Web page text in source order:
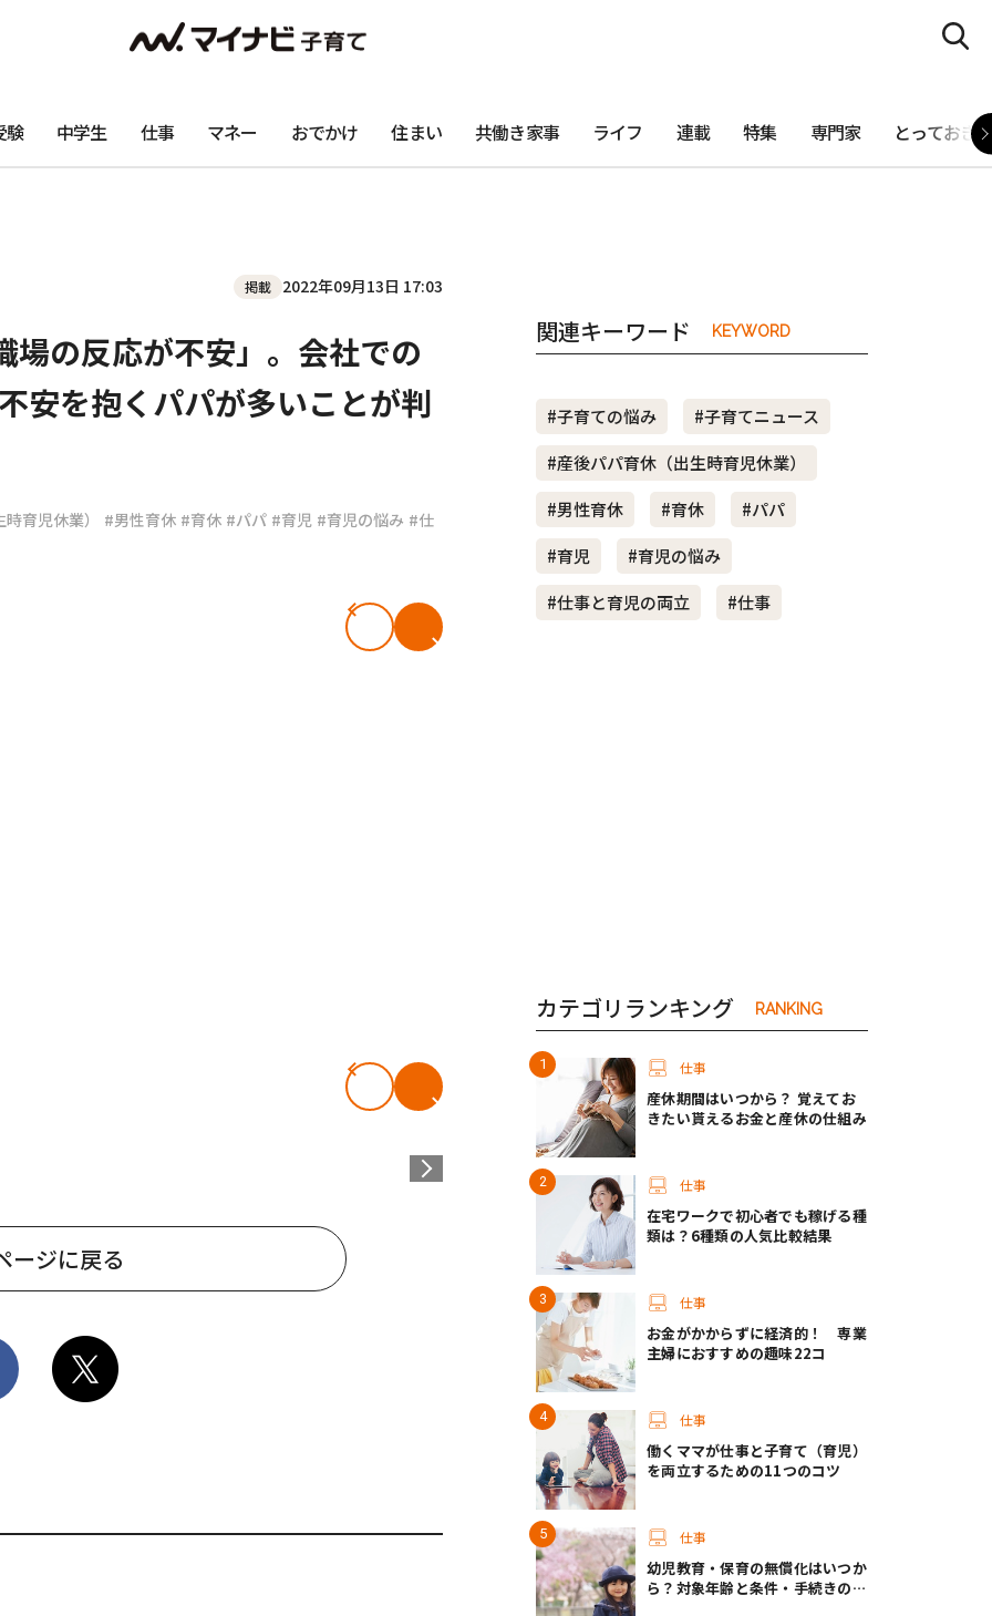
#共働き夫婦 #産休
#マタニティニュース
験 中学生 仕事 マネー おでかけ 住まい 共働き家事 ライフ 連載 特集 専門家 とっておき
掲載 2022年09月13日 17:03
場の反応が不安」。会社での
安を抱くパパが多いことが判
育児休業） #男性育休 #育休 #パパ #育児 #育児の悩み #仕
ージに戻る
関連キーワード KEYWORD
#子育ての悩み
#子育てニュース
#産後パパ育休（出生時育児休業）
#男性育休
#育休
#パパ
#育児
#育児の悩み
#仕事と育児の両立
#仕事
カテゴリランキング RANKING
仕事
産休期間はいつから？ 覚えてお
きたい貰えるお金と産休の仕組み
仕事
在宅ワークで初心者でも稼げる種
類は？6種類の人気比較結果
仕事
お金がかからずに経済的！ 専業
主婦におすすめの趣味22コ
仕事
働くママが仕事と子育て（育児）
を両立するための11つのコツ
仕事
幼児教育・保育の無償化はいつか
ら？対象年齢と条件・手続きの方